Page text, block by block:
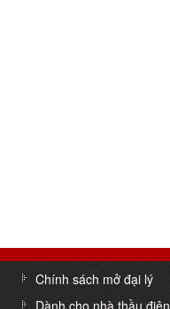
Chính sách mở đại lý